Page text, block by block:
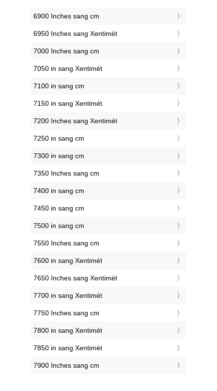
6900 Inches sang cm
6950 Inches sang Xentimét
7000 Inches sang cm
7050 in sang Xentimét
7100 in sang cm
7150 in sang Xentimét
7200 Inches sang Xentimét
7250 in sang cm
7300 in sang cm
7350 Inches sang cm
7400 in sang cm
7450 in sang cm
7500 in sang cm
7550 Inches sang cm
7600 in sang Xentimét
7650 Inches sang Xentimét
7700 in sang Xentimét
7750 Inches sang cm
7800 in sang Xentimét
7850 in sang Xentimét
7900 Inches sang cm